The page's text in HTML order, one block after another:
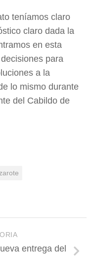
teníamos claro
claro dada la
en esta
para
a la
lo mismo durante
del Cabildo de
entrega del